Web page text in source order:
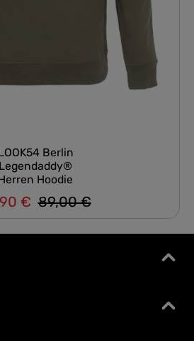
Berlin
Legendaddy®
Hoodie
€ Regulärer Preis:
89,00 €